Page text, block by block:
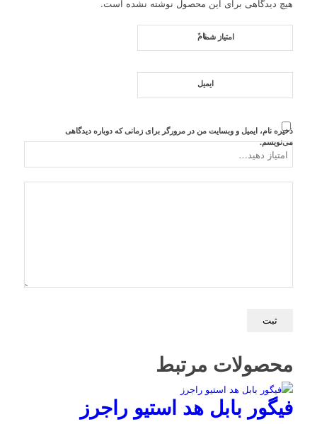
هیچ دیدگاهی برای این محصول نوشته نشده است.
نام
ایمیل
ذخیره نام، ایمیل و وبسایت من در مرورگر برای زمانی که دوباره دیدگاهی
می‌نویسم.
امتیاز شما*
محصولات مرتبط
فیگور بابل هد استیو راجرز